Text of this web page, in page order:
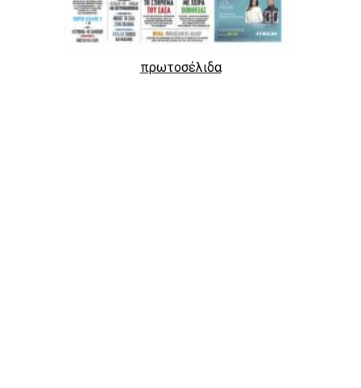
πρωτοσέλιδα